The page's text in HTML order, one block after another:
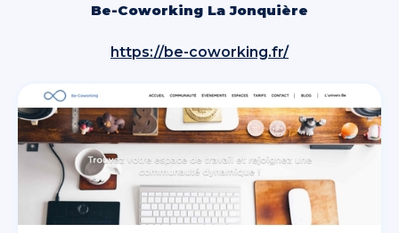
Be-Coworking La Jonquière
https://be-coworking.fr/